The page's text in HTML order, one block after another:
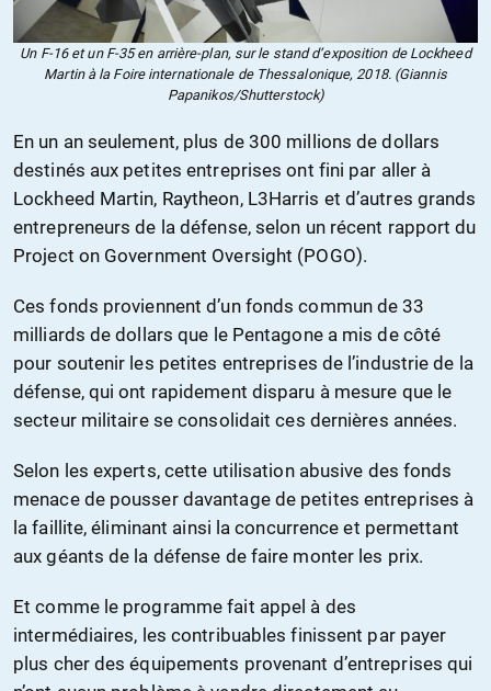
Un F-16 et un F-35 en arrière-plan, sur le stand d’exposition de Lockheed
Martin à la Foire internationale de Thessalonique, 2018. (Giannis
Papanikos/Shutterstock)
En un an seulement, plus de 300 millions de dollars
destinés aux petites entreprises ont fini par aller à
Lockheed Martin, Raytheon, L3Harris et d’autres grands
entrepreneurs de la défense, selon un récent rapport du
Project on Government Oversight (POGO).
Ces fonds proviennent d’un fonds commun de 33
milliards de dollars que le Pentagone a mis de côté
pour soutenir les petites entreprises de l’industrie de la
défense, qui ont rapidement disparu à mesure que le
secteur militaire se consolidait ces dernières années.
Selon les experts, cette utilisation abusive des fonds
menace de pousser davantage de petites entreprises à
la faillite, éliminant ainsi la concurrence et permettant
aux géants de la défense de faire monter les prix.
Et comme le programme fait appel à des
intermédiaires, les contribuables finissent par payer
plus cher des équipements provenant d’entreprises qui